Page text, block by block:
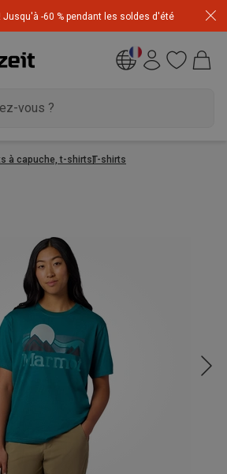
Jusqu'à -60 % pendant les soldes d'été
moins cher! Code
à capuche, t-shirtsT-shirts